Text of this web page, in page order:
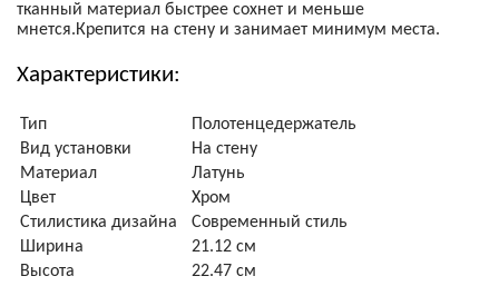
тканный материал быстрее сохнет и меньше
мнется.Крепится на стену и занимает минимум места.
Характеристики:
Тип
Полотенцедержатель
Вид установки
На стену
Материал
Латунь
Цвет
Хром
Стилистика дизайна
Современный стиль
Ширина
21.12 см
Высота
22.47 см